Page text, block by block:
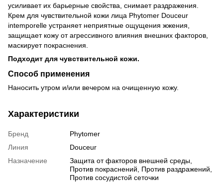
усиливает их барьерные свойства, снимает раздражения.
Крем для чувствительной кожи лица Phytomer Douceur
intemporelle устраняет неприятные ощущения жжения,
защищает кожу от агрессивного влияния внешних факторов,
маскирует покраснения.
Подходит для чувствительной кожи.
Способ применения
Наносить утром и/или вечером на очищенную кожу.
Характеристики
Бренд
Phytomer
Линия
Douceur
Назначение
Защита от факторов внешней среды,
Против покраснений, Против раздражений,
Против сосудистой сеточки